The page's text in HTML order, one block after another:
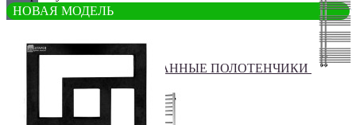
КОМБИНИРОВАННЫЕ ПОЛОТЕНЧИКИ
НОВАЯ МОДЕЛЬ